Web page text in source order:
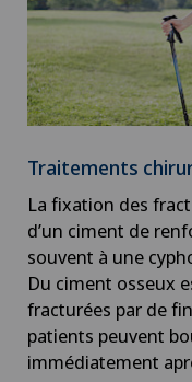
Chirurgie
Chirurgie
Chirurgie mini-
Chirurgie
Chirurgie
Chirurgie orale
Traitements
La fixation des
d’un ciment de
souvent à une
Du ciment osseux
fracturées par de
patients peuvent
immédiatement